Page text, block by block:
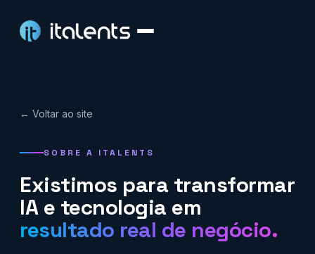
← Voltar ao site
SOBRE A ITALENTS
Existimos para transformar
IA e tecnologia em
resultado real de negócio.